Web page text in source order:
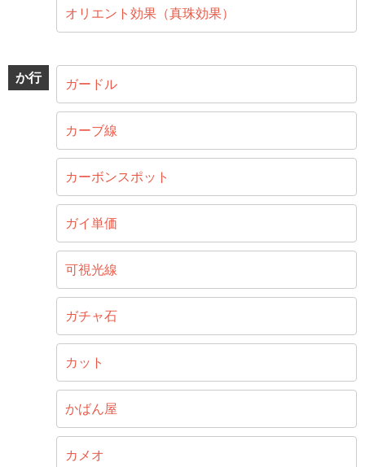
オリエント効果（真珠効果）
か行 ガードル
カーブ線
カーボンスポット
ガイ単価
可視光線
ガチャ石
カット
かばん屋
カメオ